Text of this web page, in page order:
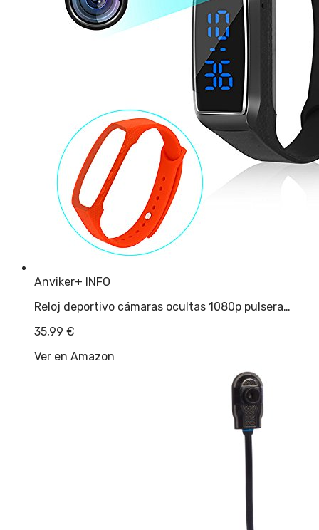
Anviker+ INFO
Reloj deportivo cámaras ocultas 1080p pulsera…
35,99 €
Ver en Amazon